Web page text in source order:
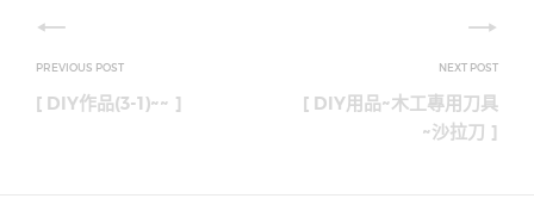
文
章[ DIY作品(3-1)~~ ]
[ DIY用品~木工專用刀具
~沙拉刀 ]